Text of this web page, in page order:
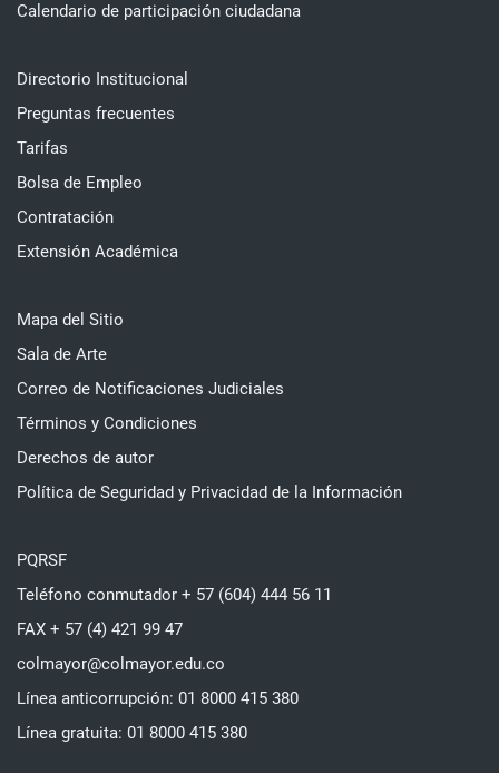
Calendario de participación ciudadana
Directorio Institucional
Preguntas frecuentes
Tarifas
Bolsa de Empleo
Contratación
Extensión Académica
Mapa del Sitio
Sala de Arte
Correo de Notificaciones Judiciales
Términos y Condiciones
Derechos de autor
Política de Seguridad y Privacidad de la Información
PQRSF
Teléfono conmutador + 57 (604) 444 56 11
FAX + 57 (4) 421 99 47
colmayor@colmayor.edu.co
Línea anticorrupción: 01 8000 415 380
Línea gratuita: 01 8000 415 380